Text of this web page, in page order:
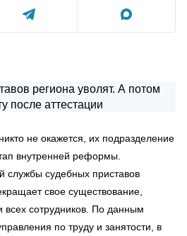
не окажется, их подразделение
внутренней реформы.
службы судебных приставов
свое существование,
всех сотрудников. По данным
по труду и занятости, в